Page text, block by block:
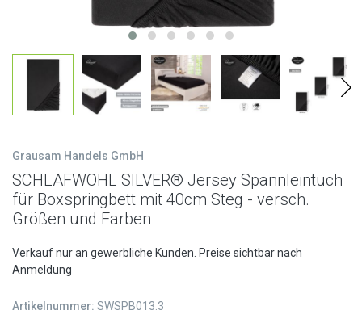
Grausam Handels GmbH
SCHLAFWOHL SILVER® Jersey Spannleintuch
für Boxspringbett mit 40cm Steg - versch.
Größen und Farben
Verkauf nur an gewerbliche Kunden. Preise sichtbar nach
Anmeldung
Artikelnummer: SWSPB013.3